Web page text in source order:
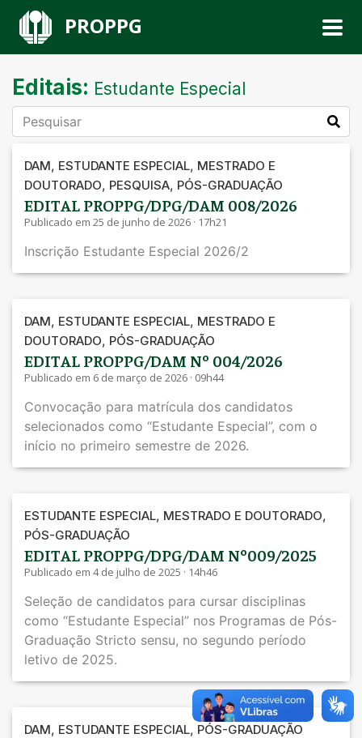
PROPPG
Editais: Estudante Especial
DAM, ESTUDANTE ESPECIAL, MESTRADO E
DOUTORADO, PESQUISA, PÓS-GRADUAÇÃO
EDITAL PROPPG/DPG/DAM 008/2026
Publicado em 25 de junho de 2026 · 17h21
Inscrição Estudante Especial 2026/2
DAM, ESTUDANTE ESPECIAL, MESTRADO E
DOUTORADO, PÓS-GRADUAÇÃO
EDITAL PROPPG/DAM Nº 004/2026
Publicado em 6 de março de 2026 · 09h44
Convocação para matrícula dos candidatos
selecionados como “Estudante Especial”, com o
início no primeiro semestre de 2026.
ESTUDANTE ESPECIAL, MESTRADO E DOUTORADO,
PÓS-GRADUAÇÃO
EDITAL PROPPG/DPG/DAM Nº009/2025
Publicado em 4 de julho de 2025 · 14h46
Seleção de candidatos para cursar disciplinas
como “Estudante Especial” nos Programas de Pós-
Graduação Stricto sensu, no segundo período
letivo de 2025.
DAM, ESTUDANTE ESPECIAL, PÓS-GRADUAÇÃO